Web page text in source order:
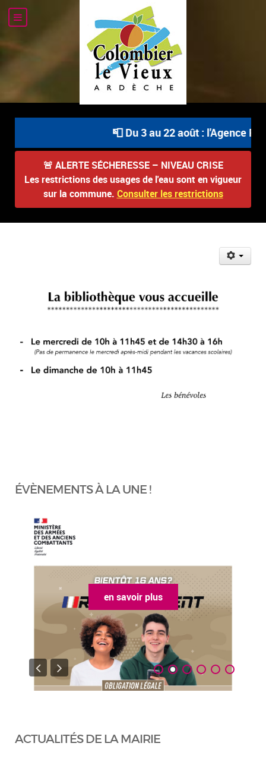
📮 Du 3 au 22 août : l'Agence
🚨 ALERTE SÉCHERESSE – NIVEAU CRISE
Les restrictions des usages de l'eau sont en vigueur
sur la commune. Consulter les restrictions
ÉVÈNEMENTS À LA UNE !
en savoir plus
ACTUALITÉS DE LA MAIRIE